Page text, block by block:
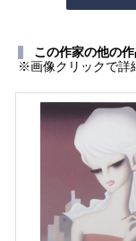
この作家の他の
※画像クリックで詳